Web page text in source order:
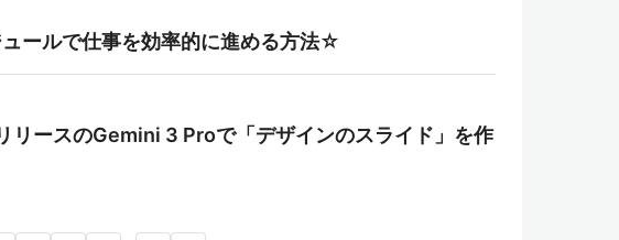
ールで仕事を効率的に進める方法☆
リースのGemini 3 Proで「デザインのスライド」を作